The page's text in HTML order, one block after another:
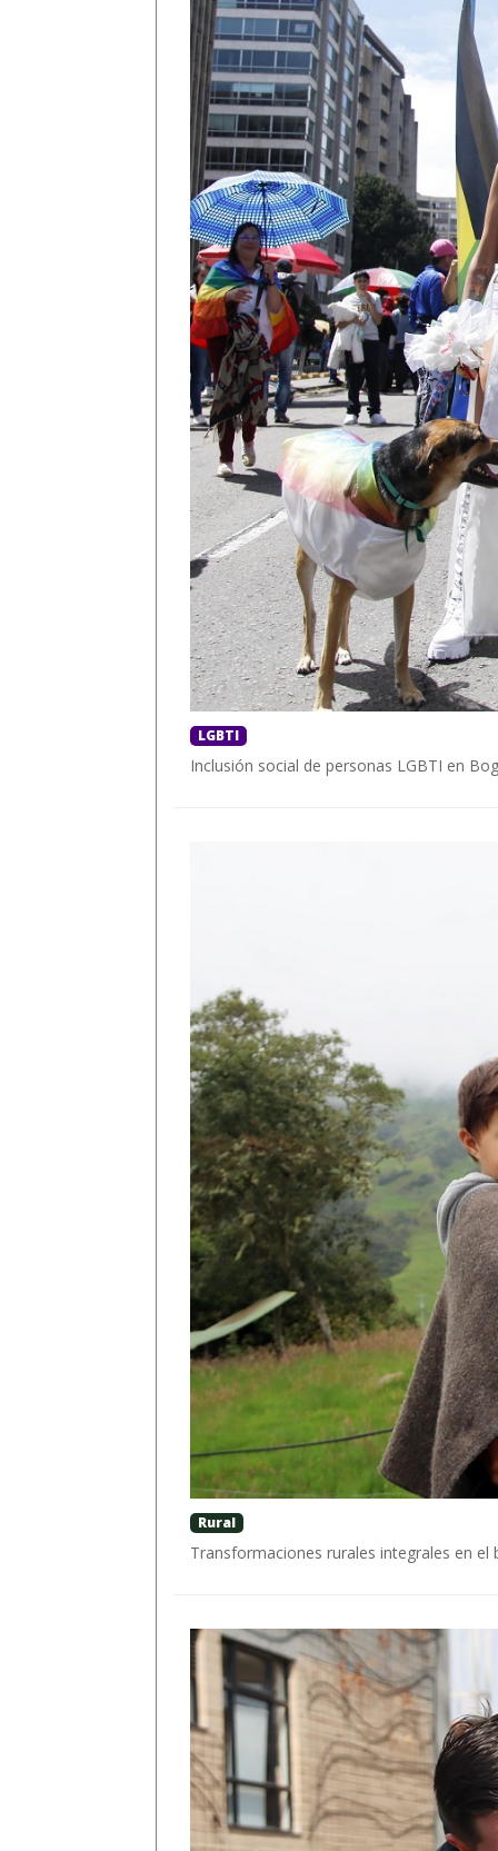
LGBTI
Inclusión social de personas LGBTI en
Rural
Transformaciones rurales integrales en el